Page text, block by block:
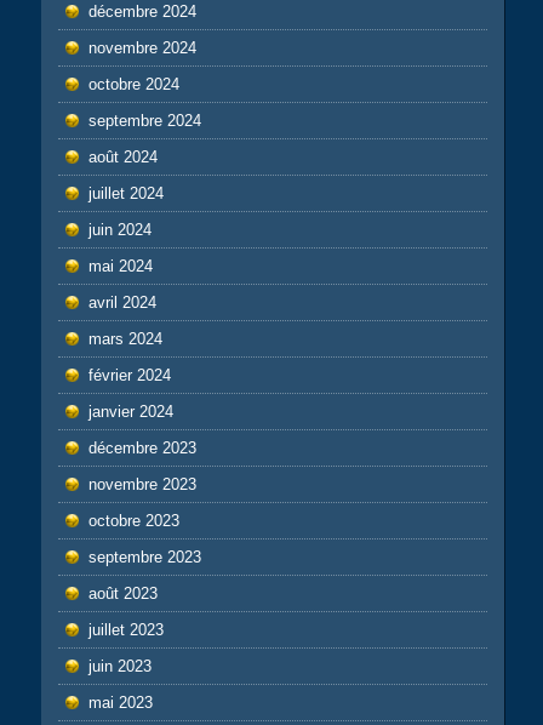
décembre 2024
novembre 2024
octobre 2024
septembre 2024
août 2024
juillet 2024
juin 2024
mai 2024
avril 2024
mars 2024
février 2024
janvier 2024
décembre 2023
novembre 2023
octobre 2023
septembre 2023
août 2023
juillet 2023
juin 2023
mai 2023